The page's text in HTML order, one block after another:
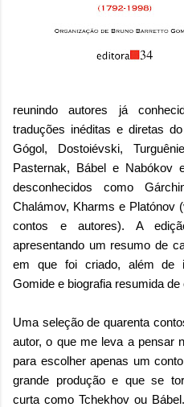
reunindo autores já
traduções inéditas e diretas
Gógol, Dostoiévski,
Pasternak, Bábel e Nabókov
desconhecidos como
Chalámov, Kharms e Platónov
contos e autores). A
apresentando um resumo de
em que foi criado, além de
Gomide e biografia resumida
Uma seleção de quarenta
autor, o que me leva a pensar
para escolher apenas um
grande produção e que se
curta como Tchekhov ou